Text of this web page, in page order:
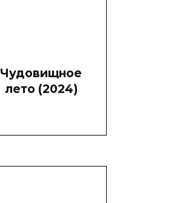
Чудовищное
лето (2024)